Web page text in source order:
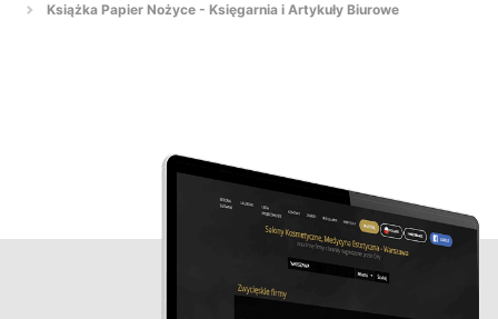
Książka Papier Nożyce - Księgarnia i Artykuły Biurowe